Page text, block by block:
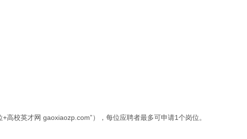
校英才网 gaoxiaozp.com”），每位应聘者最多可申请1个岗位。